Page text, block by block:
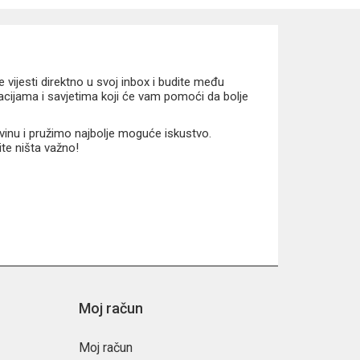
vijesti direktno u svoj inbox i budite među
i savjetima koji će vam pomoći da bolje
i pružimo najbolje moguće iskustvo.
ništa važno!
Moj račun
Moj račun